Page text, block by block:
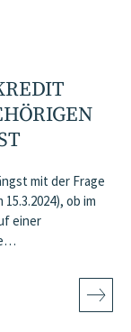
mit der Frage
ob im
einer